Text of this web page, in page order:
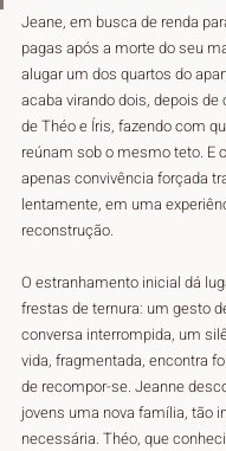
Jeane, em busca de renda
pagas após a morte do seu
alugar um dos quartos do
acaba virando dois, depois de
de Théo e Íris, fazendo com
reúnam sob o mesmo teto. E
apenas convivência forçada
lentamente, em uma
reconstrução.
O estranhamento inicial dá
frestas de ternura: um gesto
conversa interrompida, um
vida, fragmentada, encontra
de recompor-se. Jeanne
jovens uma nova família, tão
necessária. Théo, que